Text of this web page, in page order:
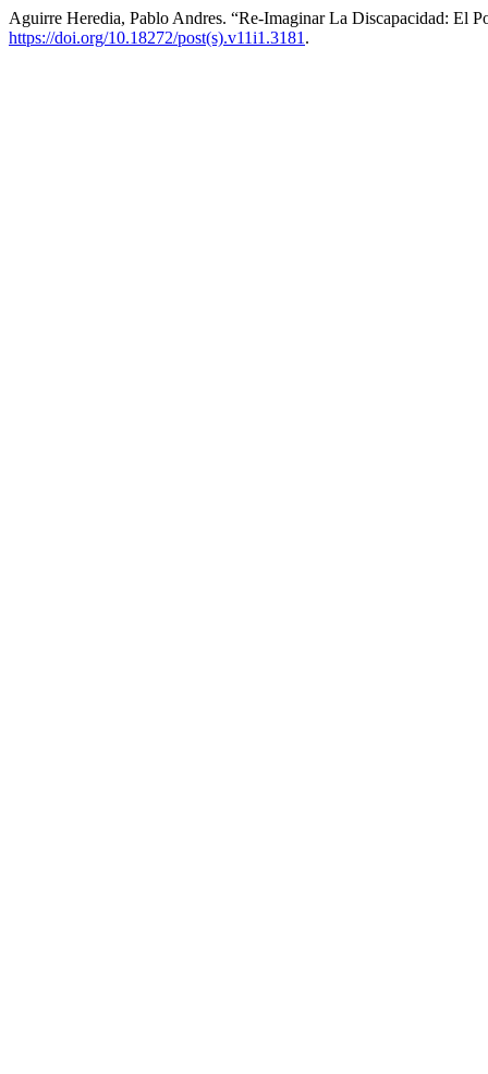
Aguirre Heredia, Pablo Andres. “Re-Imaginar La Discapacidad: El
https://doi.org/10.18272/post(s).v11i1.3181 .